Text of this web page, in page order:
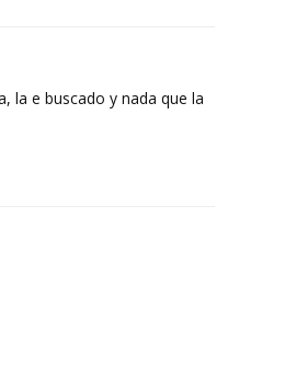
la e buscado y nada que la